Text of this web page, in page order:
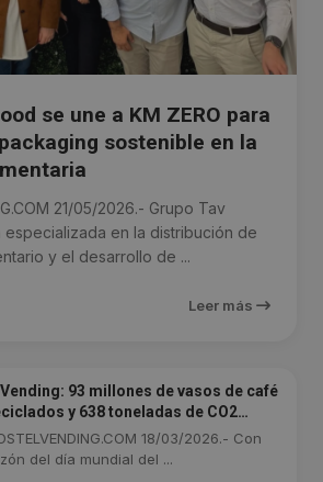
se une a KM ZERO para
sostenible en la
21/05/2026.- Grupo Tav
especializada en la distribución de
y el desarrollo de ...
Leer más
93 millones de vasos de café
y 638 toneladas de CO2
en 2025, Italia18/03/2026.- Con
del día mundial del ...